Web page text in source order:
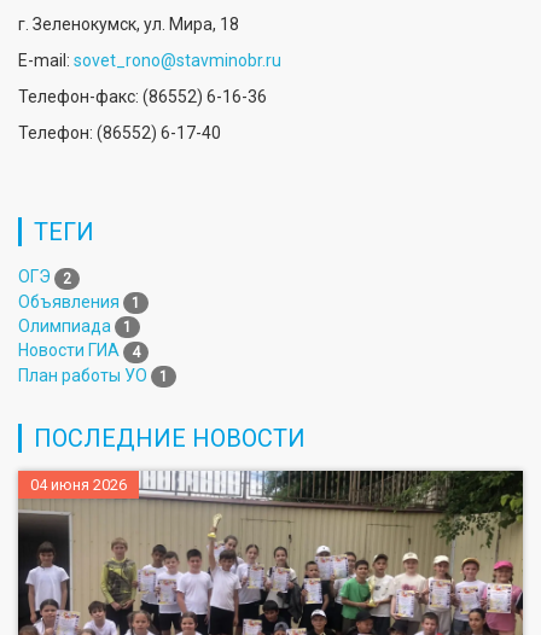
г. Зеленокумск, ул. Мира, 18
E-mail: sovet_rono@stavminobr.ru
Телефон-факс: (86552) 6-16-36
Телефон: (86552) 6-17-40
ТЕГИ
ОГЭ 2
Объявления 1
Олимпиада 1
Новости ГИА 4
План работы УО 1
ПОСЛЕДНИЕ НОВОСТИ
04 июня 2026